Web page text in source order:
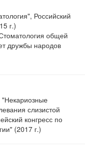
Российский
г.)
общей
дружбы народов
"Некариозные
слизистой
конгресс по
(2017 г.)